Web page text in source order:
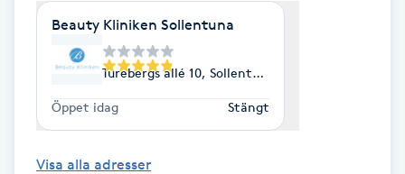
Laserbehandling
Beauty Kliniken Sollentuna
Turebergs allé 10, Sollentuna
Öppet idag Stängt
Visa alla adresser